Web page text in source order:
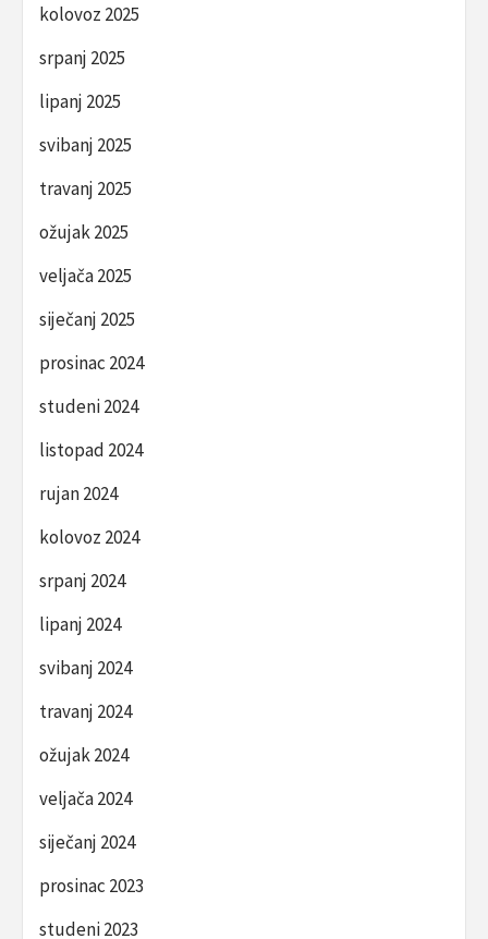
kolovoz 2025
srpanj 2025
lipanj 2025
svibanj 2025
travanj 2025
ožujak 2025
veljača 2025
siječanj 2025
prosinac 2024
studeni 2024
listopad 2024
rujan 2024
kolovoz 2024
srpanj 2024
lipanj 2024
svibanj 2024
travanj 2024
ožujak 2024
veljača 2024
siječanj 2024
prosinac 2023
studeni 2023